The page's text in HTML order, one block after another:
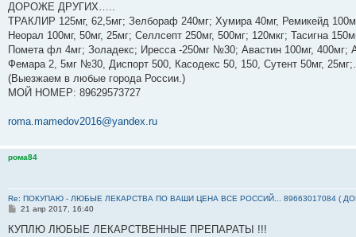
щ
е
и
е
ДОРОЖЕ ДРУГИХ…..
ТРАКЛИР 125мг, 62,5мг; Зелбораф 240мг; Хумира 40мг, Ремикейд
Неорал 100мг, 50мг, 25мг; Селлсепт 250мг, 500мг; 120мкг; Тасигна
Помета фл 4мг; Золадекс; Иресса -250мг №30; Авастин 100мг, 400мг;
Фемара 2, 5мг №30, Диспорт 500, Касодекс 50, 150, Сутент 50мг,
(Выезжаем в любые города России.)
МОЙ НОМЕР: ‪89629573727‬
roma.mamedov2016@yandex.ru
рома84
Re: ПОКУПАЮ - ЛЮБЫЕ ЛЕКАРСТВА ПО ВАШИ ЦЕНА ВСЕ РОССИЙ... 89663017084 (
С
о
21 апр 2017, 16:40
КУПЛЮ ЛЮБЫЕ ЛЕКАРСТВЕННЫЕ ПРЕПАРАТЫ !!!